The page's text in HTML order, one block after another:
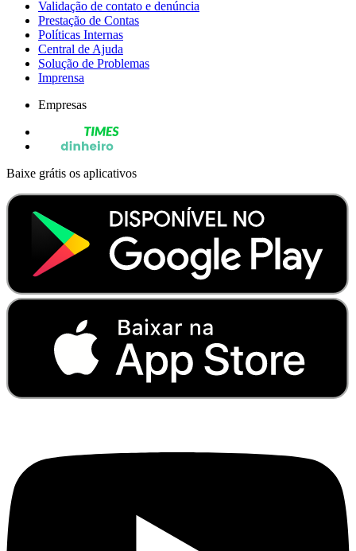
Validação de contato e denúncia
Prestação de Contas
Políticas Internas
Central de Ajuda
Solução de Problemas
Imprensa
Empresas
Baixe grátis os aplicativos